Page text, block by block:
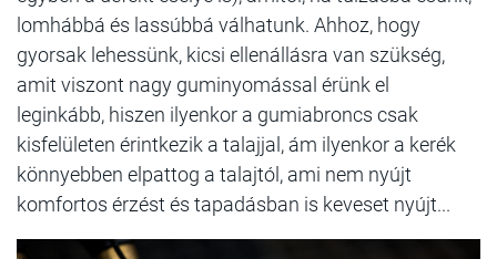
lomhábbá és lassúbbá válhatunk. Ahhoz, hogy
gyorsak lehessünk, kicsi ellenállásra van szükség,
amit viszont nagy guminyomással érünk el
leginkább, hiszen ilyenkor a gumiabroncs csak
kisfelületen érintkezik a talajjal, ám ilyenkor a kerék
könnyebben elpattog a talajtól, ami nem nyújt
komfortos érzést és tapadásban is keveset nyújt...